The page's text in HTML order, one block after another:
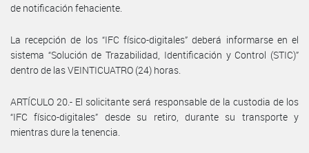
de notificación fehaciente.
La recepción de los “IFC físico-digitales” deberá informarse en el
sistema “Solución de Trazabilidad, Identificación y Control (STIC)”
dentro de las VEINTICUATRO (24) horas.
ARTÍCULO 20.- El solicitante será responsable de la custodia de los
“IFC físico-digitales” desde su retiro, durante su transporte y
mientras dure la tenencia.